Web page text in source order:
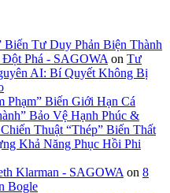
Tư Duy Phản Biện Thành
Phá - SAGOWA on Tư
AI: Bí Quyết Không Bị
Phạm” Biến Giới Hạn Cá
Bảo Vệ Hạnh Phúc &
Thuật “Thép” Biến Thất
Khả Năng Phục Hồi Phi
Klarman - SAGOWA on 8
Bogle